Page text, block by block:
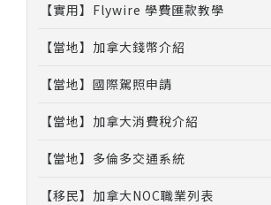
【實用】Flywire 學費匯款教學
【當地】加拿大錢幣介紹
【當地】國際駕照申請
【當地】加拿大消費稅介紹
【當地】多倫多交通系統
【移民】加拿大NOC職業列表